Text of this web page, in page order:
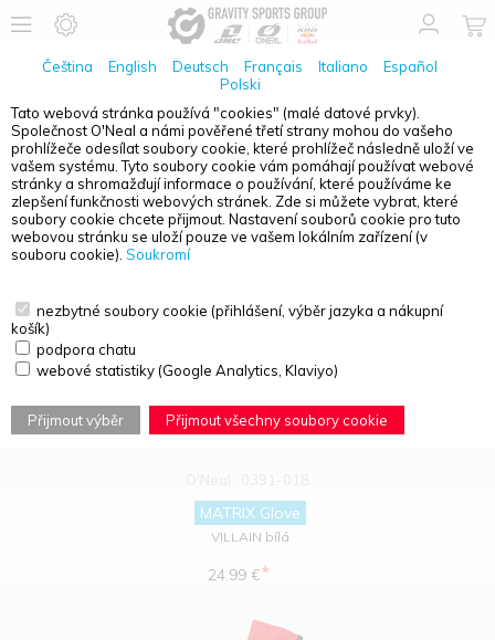
Čeština English Deutsch Français Italiano
Español
Polski
Tato webová stránka používá "cookies" (malé datové prvky).
Společnost O'Neal a námi pověřené třetí strany mohou do vašeho
prohlížeče odesílat soubory cookie, které prohlížeč následně uloží ve
vašem systému. Tyto soubory cookie vám pomáhají používat webové
stránky a shromažďují informace o používání, které používáme ke
zlepšení funkčnosti webových stránek. Zde si můžete vybrat, které
soubory cookie chcete přijmout. Nastavení souborů cookie pro tuto
webovou stránku se uloží pouze ve vašem lokálním zařízení (v
souboru cookie). Soukromí
nezbytné soubory cookie (přihlášení, výběr jazyka a nákupní
košík)
podpora chatu
webové statistiky (Google Analytics, Klaviyo)
Přijmout výběr Přijmout všechny soubory cookie
PŘEHLED PRODUKTŮ - DOSPĚLÉ
MATRIX Glove
VILLAIN bílá
24.99 €*